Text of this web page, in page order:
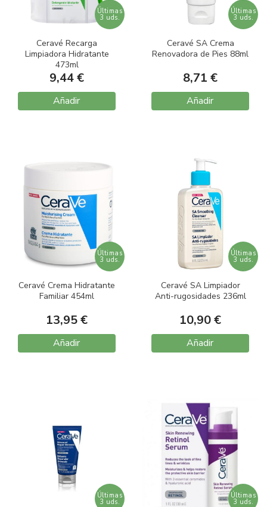
Últimas
3 uds.
Ceravé Recarga
Limpiadora Hidratante
473ml
9,44 €
Añadir
Últimas
3 uds.
Ceravé SA Crema
Renovadora de Pies 88ml
8,71 €
Añadir
Últimas
3 uds.
Ceravé Crema Hidratante
Familiar 454ml
13,95 €
Añadir
Últimas
3 uds.
Ceravé SA Limpiador
Anti-rugosidades 236ml
10,90 €
Añadir
Últimas
3 uds.
Últimas
3 uds.